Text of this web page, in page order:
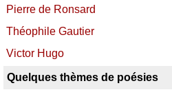
Pierre de Ronsard
Théophile Gautier
Victor Hugo
Quelques thèmes de poésies